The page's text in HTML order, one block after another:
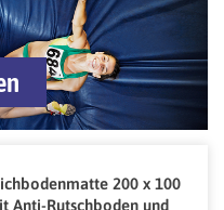
200 x 100
Anti-Rutschboden und